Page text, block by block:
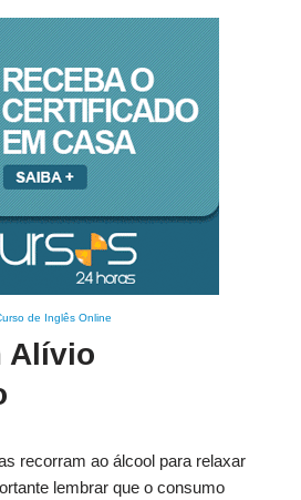
de Inglês Online
Alívio
recorram ao álcool para relaxar
lembrar que o consumo